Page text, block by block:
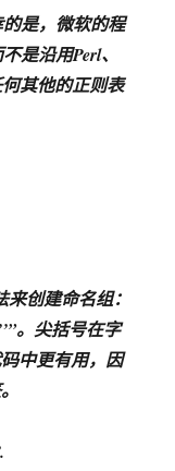
是，微软的程
是沿用Perl、
其他的正则表
创建命名组：
。尖括号在字
中更有用，因